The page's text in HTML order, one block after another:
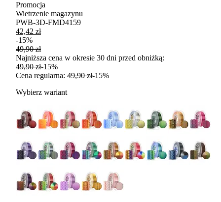
Promocja
Wietrzenie magazynu
PWB-3D-FMD4159
42,42 zł
-15%
49,90 zł
Najniższa cena w okresie 30 dni przed obniżką:
49,90 zł-15%
Cena regularna: 49,90 zł-15%
Wybierz wariant